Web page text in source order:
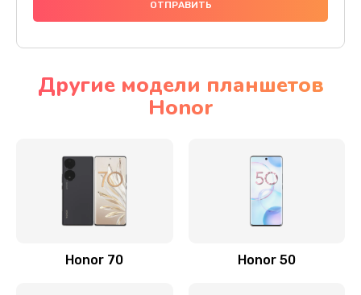
Замена динамика
Замена стекла камеры
Замена задней крышки
Другие модели планшетов
Honor
Honor 70 Honor 50